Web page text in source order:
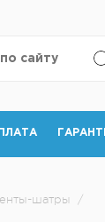
шатры
/